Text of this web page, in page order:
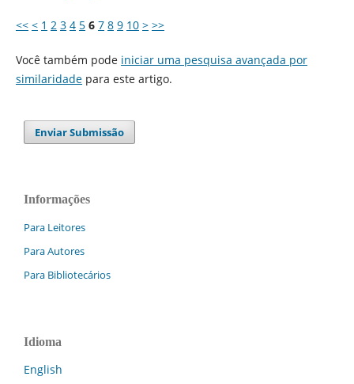
<< < 1 2 3 4 5 6 7 8 9 10 > >>
Você também pode iniciar uma pesquisa avançada por
similaridadepara este artigo.
Enviar Submissão
Informações
Para Leitores
Para Autores
Para Bibliotecários
Idioma
English